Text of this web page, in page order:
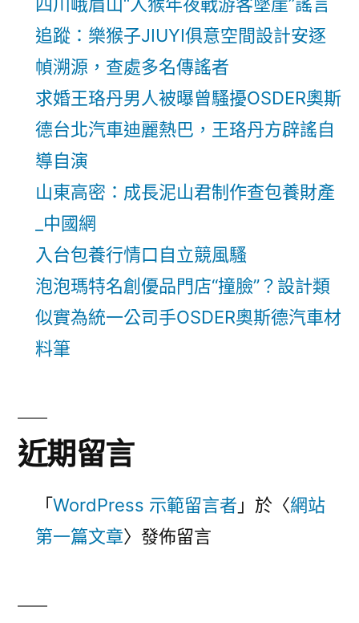
追蹤：樂猴子JIUYI俱意空間設計安逐
幀溯源，查處多名傳謠者
求婚王珞丹男人被曝曾騷擾OSDER奧斯
德台北汽車迪麗熱巴，王珞丹方辟謠自
導自演
山東高密：成長泥山君制作查包養財產
_中國網
入台包養行情口自立競風騷
泡泡瑪特名創優品門店“撞臉”？設計類
似實為統一公司手OSDER奧斯德汽車材
料筆
近期留言
「 WordPress 示範留言者 」於〈網站
第一篇文章〉發佈留言